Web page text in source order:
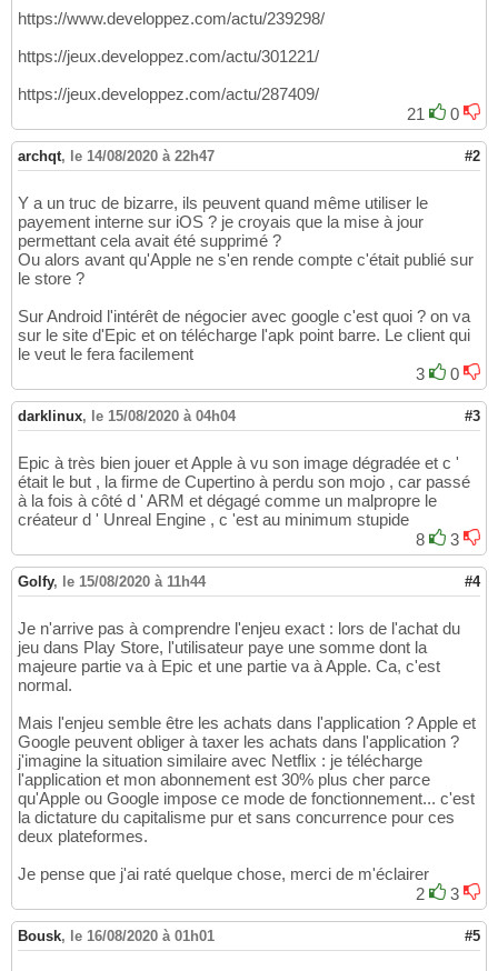
https://www.developpez.com/actu/239298/
https://jeux.developpez.com/actu/301221/
https://jeux.developpez.com/actu/287409/
21
0
archqt, le 14/08/2020 à 22h47 #2
Y a un truc de bizarre, ils peuvent quand même utiliser le
payement interne sur iOS ? je croyais que la mise à jour
permettant cela avait été supprimé ?
Ou alors avant qu'Apple ne s'en rende compte c'était publié sur
le store ?
Sur Android l'intérêt de négocier avec google c'est quoi ? on va
sur le site d'Epic et on télécharge l'apk point barre. Le client qui
le veut le fera facilement
3
0
darklinux, le 15/08/2020 à 04h04 #3
Epic à très bien jouer et Apple à vu son image dégradée et c '
était le but , la firme de Cupertino à perdu son mojo , car passé
à la fois à côté d ' ARM et dégagé comme un malpropre le
créateur d ' Unreal Engine , c 'est au minimum stupide
8
3
Golfy, le 15/08/2020 à 11h44 #4
Je n'arrive pas à comprendre l'enjeu exact : lors de l'achat du
jeu dans Play Store, l'utilisateur paye une somme dont la
majeure partie va à Epic et une partie va à Apple. Ca, c'est
normal.
Mais l'enjeu semble être les achats dans l'application ? Apple et
Google peuvent obliger à taxer les achats dans l'application ?
j'imagine la situation similaire avec Netflix : je télécharge
l'application et mon abonnement est 30% plus cher parce
qu'Apple ou Google impose ce mode de fonctionnement... c'est
la dictature du capitalisme pur et sans concurrence pour ces
deux plateformes.
Je pense que j'ai raté quelque chose, merci de m'éclairer
2
3
Bousk, le 16/08/2020 à 01h01 #5